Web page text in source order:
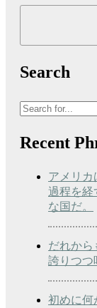
Search
Search
for...
Recent
アメリカ
過程を経
な国だ。
だれから
誇りつつ
初めに何